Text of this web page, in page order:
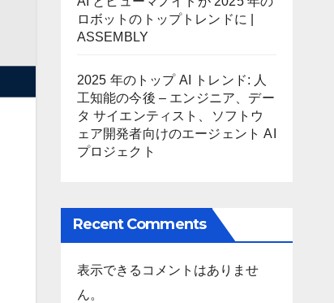
ロボットのトップトレンドに |
ASSEMBLY
2025 年のトップ AI トレンド: 人
工知能の今後 – エンジニア、デー
タ サイエンティスト、ソフトウ
ェア開発者向けのエージェント AI
プロジェクト
Recent Comments
表示できるコメントはありませ
ん。